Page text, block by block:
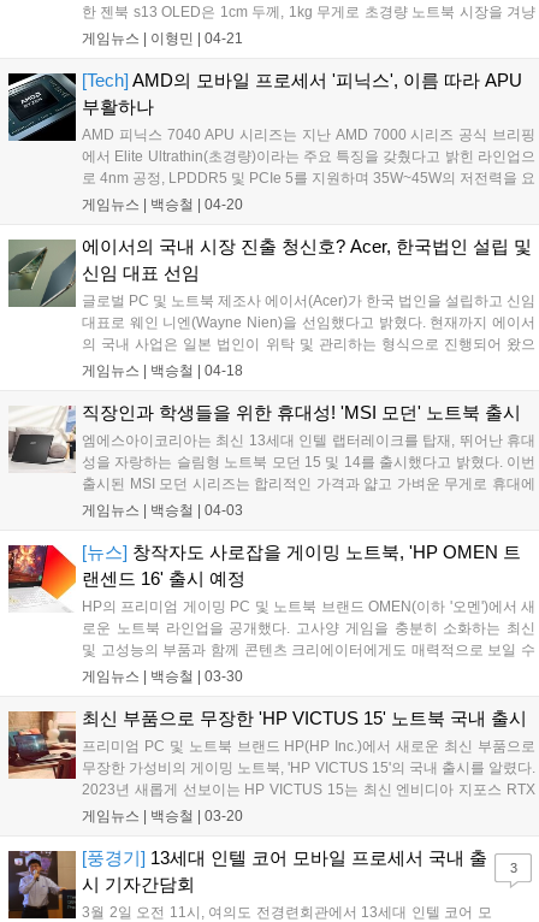
한 젠북 s13 OLED은 1cm 두께, 1kg 무게로 초경량 노트북 시장을 겨냥
하는 제품이다. 플라스틱을 사용하지 않은 견고한 메탈 프레임과 알루미
게임뉴스 | 이형민 | 04-21
[Tech] AMD의 모바일 프로세서 '피닉스', 이름 따라 APU
부활하나
AMD 피닉스 7040 APU 시리즈는 지난 AMD 7000 시리즈 공식 브리핑
에서 Elite Ultrathin(초경량)이라는 주요 특징을 갖췄다고 밝힌 라인업으
로 4nm 공정, LPDDR5 및 PCIe 5를 지원하며 35W~45W의 저전력을 요
구하는 등 초경량 노트북을 고려하고 있는 대부분의 게이머들이 갈망하
이 탑재될 예정으로 앞서 언급한 바와 같이 GTX 1650 수준의 그래픽 성
능을 제공할 예정이다. 경량 노트북 + 외장 그래픽의 성능은 현세대 기준
으로 이미 추월한 라이젠의 APU가 다시 한번 큰 도약을 계획하고 있다.
수년 전, 라이젠 2200G가 일으킨 그 열풍만큼 뜨겁고 거대할 수 있을까.
곧 다가올 초경량 노트북 시장의 격동, 그리고 더 나아가 가성비의 데스
크톱 시장의 귀추가 주목된다....
게임뉴스 | 백승철 | 04-20
에이서의 국내 시장 진출 청신호? Acer, 한국법인 설립 및
신임 대표 선임
글로벌 PC 및 노트북 제조사 에이서(Acer)가 한국 법인을 설립하고 신임
대표로 웨인 니엔(Wayne Nien)을 선임했다고 밝혔다. 현재까지 에이서
의 국내 사업은 일본 법인이 위탁 및 관리하는 형식으로 진행되어 왔으
나, 이번 국내 법인 설립을 통해 한국 시장과 고객의 요구사항을 보다 신
점유율을 높일 것으로 기대된다....
게임뉴스 | 백승철 | 04-18
직장인과 학생들을 위한 휴대성! 'MSI 모던' 노트북 출시
엠에스아이코리아는 최신 13세대 인텔 랩터레이크를 탑재, 뛰어난 휴대
성을 자랑하는 슬림형 노트북 모던 15 및 14를 출시했다고 밝혔다. 이번
출시된 MSI 모던 시리즈는 합리적인 가격과 얇고 가벼운 무게로 휴대에
특화된 사무용 노트북이다. 무광 마감이 적용된 슬림한 바디는 1kg대의
을 지원한다....
게임뉴스 | 백승철 | 04-03
[뉴스] 창작자도 사로잡을 게이밍 노트북, 'HP OMEN 트
랜센드 16' 출시 예정
HP의 프리미엄 게이밍 PC 및 노트북 브랜드 OMEN(이하 '오멘')에서 새
로운 노트북 라인업을 공개했다. 고사양 게임을 충분히 소화하는 최신
및 고성능의 부품과 함께 콘텐츠 크리에이터에게도 매력적으로 보일 수
있는 디스플레이까지 가미한 'HP OMEN 트랜센트(TRANSCEND) 16'
비디아 지포스 RTX 4070 모바일 GPU를 기반으로 하는 고사양의 게이
과 동일하지만 트랜센트 라인업은 분야 최고 수준의 디스플레이 사양을
제공한다....
게임뉴스 | 백승철 | 03-30
최신 부품으로 무장한 'HP VICTUS 15' 노트북 국내 출시
프리미엄 PC 및 노트북 브랜드 HP(HP Inc.)에서 새로운 최신 부품으로
무장한 가성비의 게이밍 노트북, 'HP VICTUS 15'의 국내 출시를 알렸다.
2023년 새롭게 선보이는 HP VICTUS 15는 최신 엔비디아 지포스 RTX
40 시리즈와 13세대 인텔 코어 프로세서 i7-13700H 혹은 i5-13500H 탑
공한다....
게임뉴스 | 백승철 | 03-20
[풍경기] 13세대 인텔 코어 모바일 프로세서 국내 출
시 기자간담회
3월 2일 오전 11시, 여의도 전경련회관에서 13세대 인텔 코어 모
3